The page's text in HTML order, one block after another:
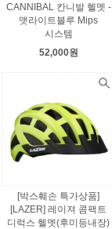
CANNIBAL 칸니발 헬멧 -
맷라이트블루 Mips
시스템
52,000원
[박스훼손 특가상품]
[LAZER] 레이져 콤팩트
디럭스 헬멧(후미등내장)